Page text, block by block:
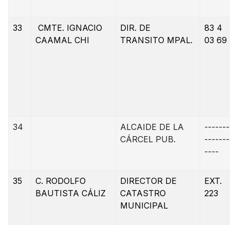
33
CMTE. IGNACIO
CAAMAL CHI
DIR. DE
TRANSITO MPAL.
83 4
03 69
34
ALCAIDE DE LA
CÁRCEL PUB.
-------
-------
----
35
C. RODOLFO
BAUTISTA CÁLIZ
DIRECTOR DE
CATASTRO
MUNICIPAL
EXT.
223